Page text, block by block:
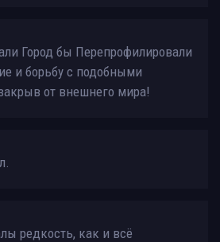
Город бы Перепрофилировали
и борьбу с подобными
от внешнего мира!
редкость, как и всё